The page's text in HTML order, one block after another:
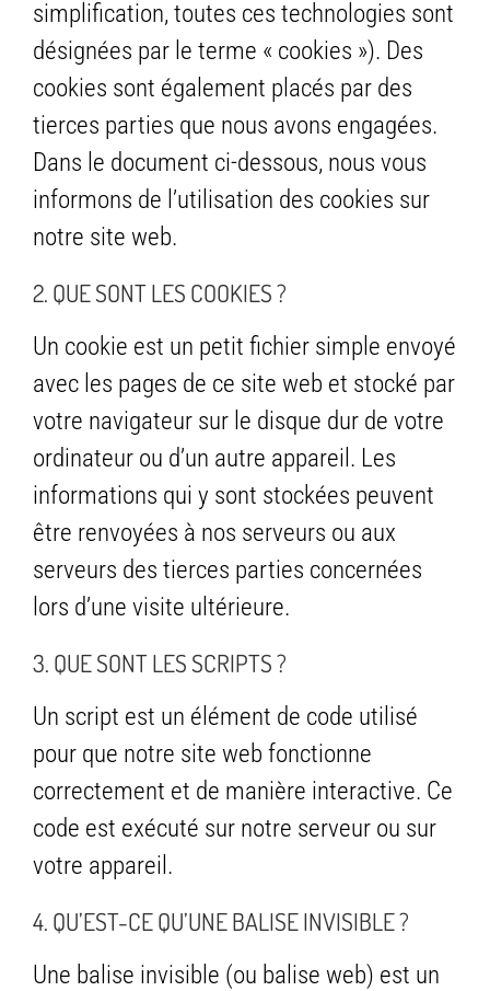
simplification, toutes ces technologies sont
désignées par le terme « cookies »). Des
cookies sont également placés par des
tierces parties que nous avons engagées.
Dans le document ci-dessous, nous vous
informons de l’utilisation des cookies sur
notre site web.
2. QUE SONT LES COOKIES ?
Un cookie est un petit fichier simple envoyé
avec les pages de ce site web et stocké par
votre navigateur sur le disque dur de votre
ordinateur ou d’un autre appareil. Les
informations qui y sont stockées peuvent
être renvoyées à nos serveurs ou aux
serveurs des tierces parties concernées
lors d’une visite ultérieure.
3. QUE SONT LES SCRIPTS ?
Un script est un élément de code utilisé
pour que notre site web fonctionne
correctement et de manière interactive. Ce
code est exécuté sur notre serveur ou sur
votre appareil.
4. QU’EST-CE QU’UNE BALISE INVISIBLE ?
Une balise invisible (ou balise web) est un